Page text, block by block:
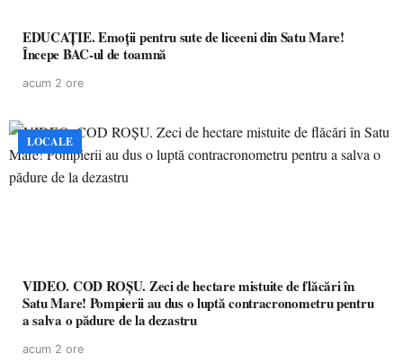
EDUCAȚIE. Emoții pentru sute de liceeni din Satu Mare!
Începe BAC-ul de toamnă
acum 2 ore
LOCALE
VIDEO. COD ROȘU. Zeci de hectare mistuite de flăcări în
Satu Mare! Pompierii au dus o luptă contracronometru pentru
a salva o pădure de la dezastru
acum 2 ore